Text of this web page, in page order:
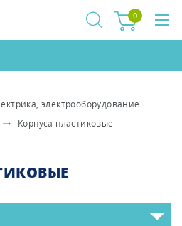
0
электрооборудование
Корпуса пластиковые